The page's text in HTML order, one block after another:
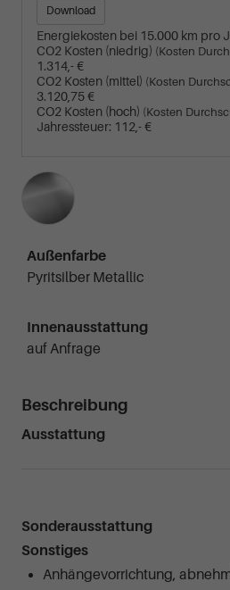
Download
Energiekosten bei 15.000 km pro
CO2 Kosten (niedrig) (Kosten
1.314,- €
CO2 Kosten (mittel) (Kosten
3.120,75 €
CO2 Kosten (hoch) (Kosten
Jahressteuer: 112,- €
Außenfarbe
Pyritsilber Metallic
Innenausstattung
auf Anfrage
Beschreibung
Ausstattung
Sonderausstattung
Sonstiges
Anhängevorrichtung,